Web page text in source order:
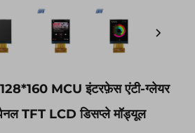
MCU इंटरफ़ेस एंटी-ग्लेयर
TFT LCD डिसप्ले मॉड्यूल